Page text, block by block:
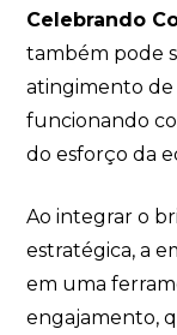
Celebrando
também pode
atingimento de
funcionando
do esforço da
Ao integrar o
estratégica, a
em uma
engajamento,